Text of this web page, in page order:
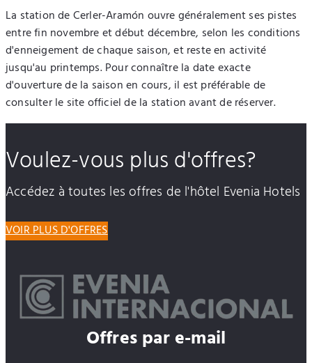
La station de Cerler-Aramón ouvre généralement ses pistes
entre fin novembre et début décembre, selon les conditions
d'enneigement de chaque saison, et reste en activité
jusqu'au printemps. Pour connaître la date exacte
d'ouverture de la saison en cours, il est préférable de
consulter le site officiel de la station avant de réserver.
Voulez-vous plus d'offres?
Accédez à toutes les offres de l'hôtel Evenia Hotels
VOIR PLUS D'OFFRES
Offres par e-mail